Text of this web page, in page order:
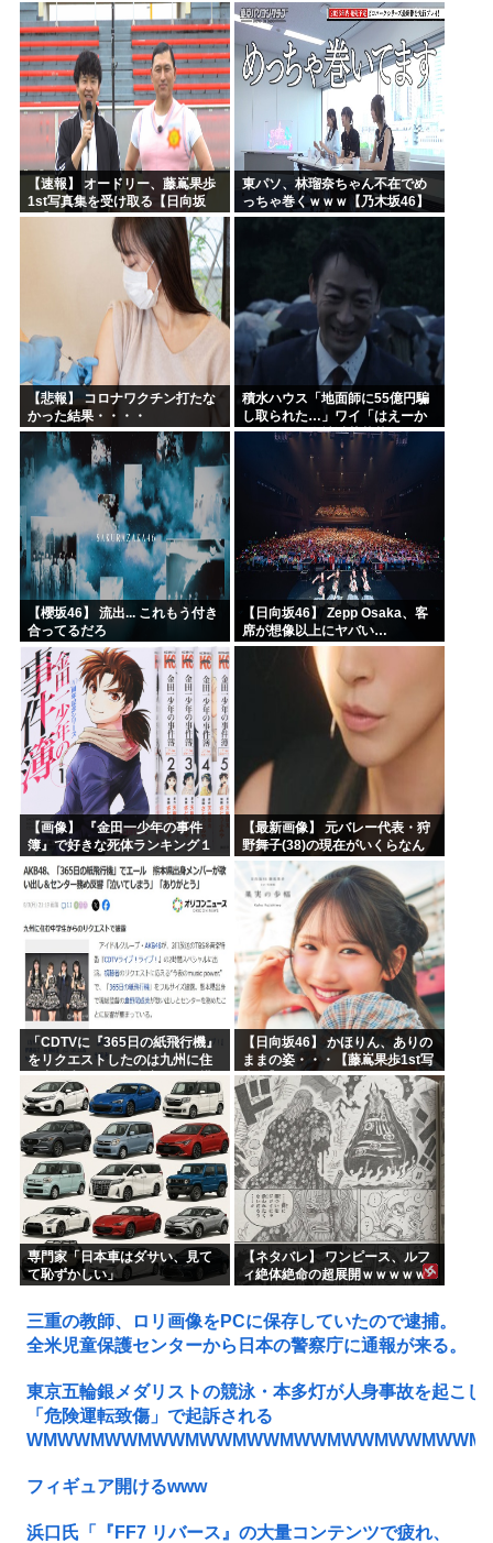
ｗｗｗｗｗｗｗｗｗｗｗｗ ｗｗｗｗｗｗｗｗｗｗ
【速報】 オードリー、藤嶌果歩
1st写真集を受け取る【日向坂
46】
東パソ、林瑠奈ちゃん不在でめ
っちゃ巻くｗｗｗ【乃木坂46】
【悲報】 コロナワクチン打たな
かった結果・・・・
積水ハウス「地面師に55億円騙
し取られた…」ワイ「はえーか
わいそう…会社滅茶苦茶やろな
【櫻坂46】 流出... これもう付き
合ってるだろ
【日向坂46】 Zepp Osaka、客
席が想像以上にヤバい…
【画像】 『金田一少年の事件
簿』で好きな死体ランキング１
位がこちら！
【最新画像】 元バレー代表・狩
野舞子(38)の現在がいくらなん
でも即ハボすぎる！
「CDTVに『365日の紙飛行機』
をリクエストしたのは九州に住
む中学生」←この事実って結構
デカいよな【AKB48】
【日向坂46】 かほりん、ありの
ままの姿・・・【藤嶌果歩1st写
真集】
専門家「日本車はダサい、見て
て恥ずかしい」
【ネタバレ】 ワンピース、ルフ
ィ絶体絶命の超展開ｗｗｗｗｗ
ｗｗｗｗｗｗｗｗｗｗｗｗｗｗ
ｗｗｗｗｗｗｗｗｗｗｗｗ...
三重の教師、ロリ画像をPCに保存していたので逮捕。
全米児童保護センターから日本の警察庁に通報が来る。
東京五輪銀メダリストの競泳・本多灯が人身事故を起こし
「危険運転致傷」で起訴される
フィギュア開けるwww
浜口氏「『FF7 リバース』の大量コンテンツで疲れ、